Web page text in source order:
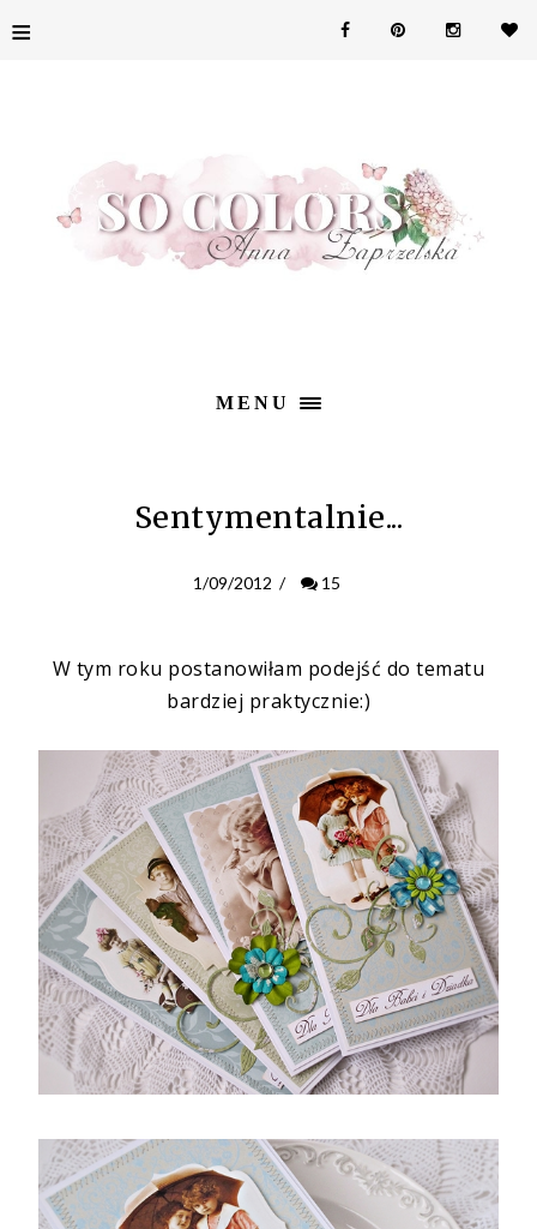
≡
MENU
Sentymentalnie...
1/09/2012 / 15
W tym roku postanowiłam podejść do tematu
bardziej praktycznie:)